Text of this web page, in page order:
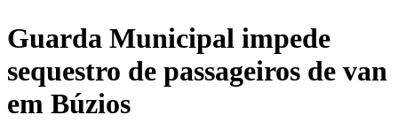
Guarda Municipal impede
sequestro de passageiros de van
em Búzios